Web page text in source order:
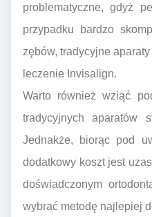
problematyczne, gdyż
przypadku bardzo
zębów, tradycyjne
leczenie Invisalign.
Warto również wziąć
tradycyjnych aparatów
Jednakże, biorąc pod
dodatkowy koszt jest
doświadczonym
wybrać metodę najlepiej